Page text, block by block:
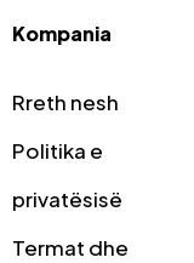
Kompania
Rreth nesh
Politika e
privatësisë
Termat dhe